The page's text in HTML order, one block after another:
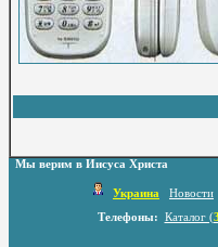
Мы верим в Иисуса Христа
Украина Новости
Телефоны:
Каталог (